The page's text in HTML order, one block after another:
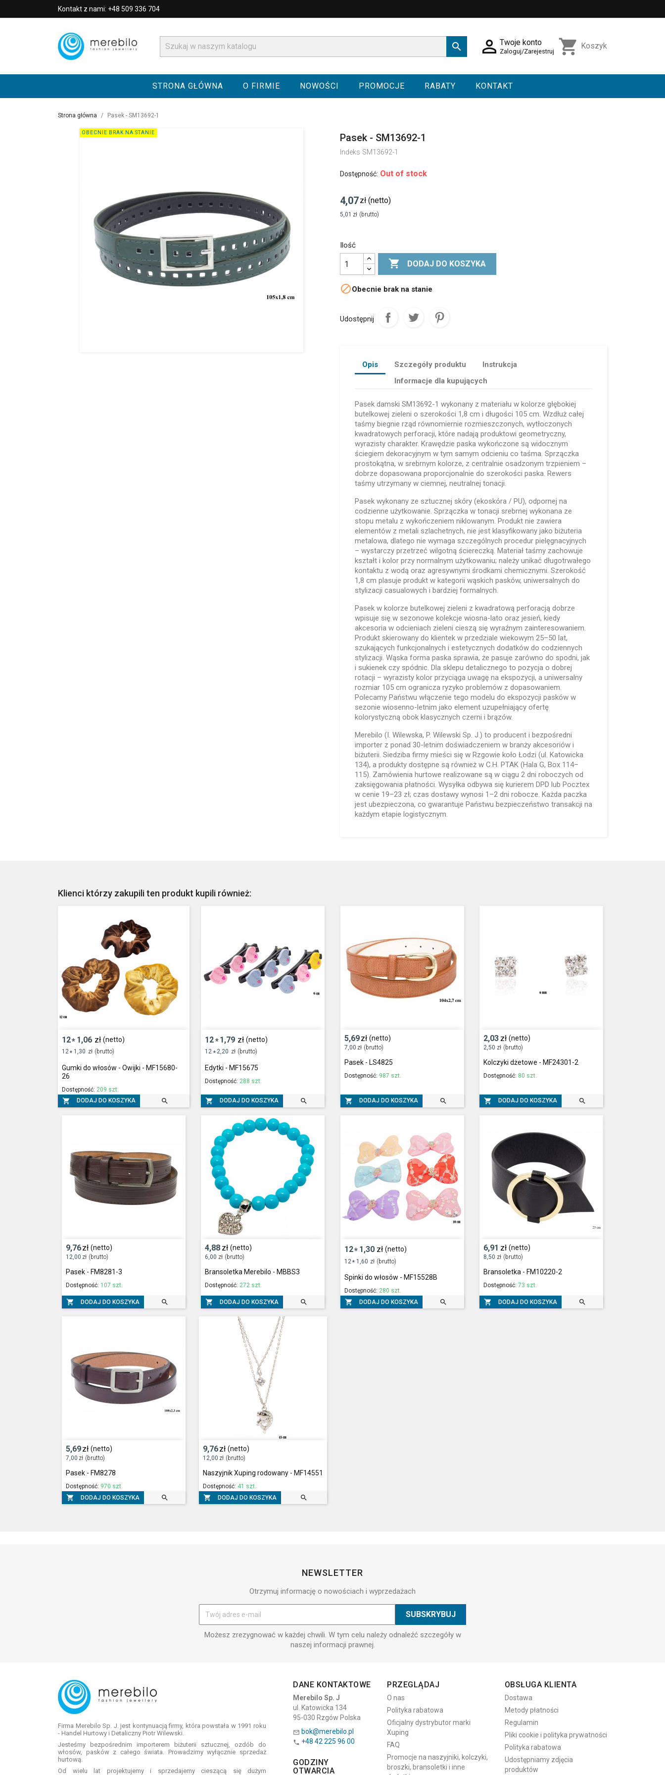
Kontakt z nami: +48 509 336 704
  Twoje konto
Zaloguj/Zarejestruj shopping_cart Koszyk
STRONA GŁÓWNA O FIRMIE NOWOŚCI PROMOCJE RABATY KONTAKT
Strona główna Pasek - SM13692-1
OBECNIE BRAK NA STANIE Pasek - SM13692-1
Indeks SM13692-1
Dostępność: Out of stock
4,07zł (netto)
5,01 zł (brutto)
Ilość
 DODAJ DO KOSZYKA
Obecnie brak na stanie
Udostępnij
Opis Szczegóły produktu
Instrukcja
Informacje dla kupujących
Pasek damski SM13692-1 wykonany z materiału w kolorze głębokiej
butelkowej zieleni o szerokości 1,8 cm i długości 105 cm. Wzdłuż całej
taśmy biegnie rząd równomiernie rozmieszczonych, wytłoczonych
kwadratowych perforacji, które nadają produktowi geometryczny,
wyrazisty charakter. Krawędzie paska wykończone są widocznym
ściegiem dekoracyjnym w tym samym odcieniu co taśma. Sprzączka
prostokątna, w srebrnym kolorze, z centralnie osadzonym trzpieniem –
dobrze dopasowana proporcjonalnie do szerokości paska. Rewers
taśmy utrzymany w ciemnej, neutralnej tonacji.
Pasek wykonany ze sztucznej skóry (ekoskóra / PU), odpornej na
codzienne użytkowanie. Sprzączka w tonacji srebrnej wykonana ze
stopu metalu z wykończeniem niklowanym. Produkt nie zawiera
elementów z metali szlachetnych, nie jest klasyfikowany jako biżuteria
metalowa, dlatego nie wymaga szczególnych procedur pielęgnacyjnych
– wystarczy przetrzeć wilgotną ściereczką. Materiał taśmy zachowuje
kształt i kolor przy normalnym użytkowaniu; należy unikać długotrwałego
kontaktu z wodą oraz agresywnymi środkami chemicznymi. Szerokość
1,8 cm plasuje produkt w kategorii wąskich pasków, uniwersalnych do
stylizacji casualowych i bardziej formalnych.
Pasek w kolorze butelkowej zieleni z kwadratową perforacją dobrze
wpisuje się w sezonowe kolekcje wiosna-lato oraz jesień, kiedy
akcesoria w odcieniach zieleni cieszą się wyraźnym zainteresowaniem.
Produkt skierowany do klientek w przedziale wiekowym 25–50 lat,
szukających funkcjonalnych i estetycznych dodatków do codziennych
stylizacji. Wąska forma paska sprawia, że pasuje zarówno do spodni, jak
i sukienek czy spódnic. Dla sklepu detalicznego to pozycja o dobrej
rotacji – wyrazisty kolor przyciąga uwagę na ekspozycji, a uniwersalny
rozmiar 105 cm ogranicza ryzyko problemów z dopasowaniem.
Polecamy Państwu włączenie tego modelu do ekspozycji pasków w
sezonie wiosenno-letnim jako element uzupełniający ofertę
kolorystyczną obok klasycznych czerni i brązów.
Merebilo (I. Wilewska, P. Wilewski Sp. J.) to producent i bezpośredni
importer z ponad 30-letnim doświadczeniem w branży akcesoriów i
biżuterii. Siedziba firmy mieści się w Rzgowie koło Łodzi (ul. Katowicka
134), a produkty dostępne są również w C.H. PTAK (Hala G, Box 114–
115). Zamówienia hurtowe realizowane są w ciągu 2 dni roboczych od
zaksięgowania płatności. Wysyłka odbywa się kurierem DPD lub Pocztex
w cenie 19–23 zł; czas dostawy wynosi 1–2 dni robocze. Każda paczka
jest ubezpieczona, co gwarantuje Państwu bezpieczeństwo transakcji na
każdym etapie logistycznym.
Klienci którzy zakupili ten produkt kupili również:
12* 1,06 zł (netto)
12* 1,30 zł (brutto)
Gumki do włosów - Owijki - MF15680-
26
Dostępność: 209 szt.
 DODAJ DO KOSZYKA 
12*1,79 zł (netto)
12 * 2,20 zł (brutto)
Edytki - MF15675
Dostępność: 288 szt.
 DODAJ DO KOSZYKA 
5,69zł (netto)
7,00 zł (brutto)
Pasek - LS4825
Dostępność: 987 szt.
 DODAJ DO KOSZYKA 
2,03 zł (netto)
2,50 zł (brutto)
Kolczyki dżetowe - MF24301-2
Dostępność: 80 szt.
 DODAJ DO KOSZYKA 
9,76zł (netto)
12,00 zł (brutto)
Pasek - FM8281-3
Dostępność: 107 szt.
 DODAJ DO KOSZYKA 
4,88 zł (netto)
6,00 zł (brutto)
Bransoletka Merebilo - MBBS3
Dostępność: 272 szt.
 DODAJ DO KOSZYKA 
12* 1,30 zł (netto)
12 * 1,60 zł (brutto)
Spinki do włosów - MF15528B
Dostępność: 280 szt.
 DODAJ DO KOSZYKA 
6,91 zł (netto)
8,50 zł (brutto)
Bransoletka - FM10220-2
Dostępność:73 szt.
 DODAJ DO KOSZYKA 
5,69zł (netto)
7,00 zł (brutto)
Pasek - FM8278
Dostępność: 970 szt.
 DODAJ DO KOSZYKA 
9,76zł (netto)
12,00 zł (brutto)
Naszyjnik Xuping rodowany - MF14551
Dostępność: 41 szt.
 DODAJ DO KOSZYKA 
NEWSLETTER
Otrzymuj informację o nowościach i wyprzedażach
Możesz zrezygnować w każdej chwili. W tym celu należy odnaleźć szczegóły w
naszej informacji prawnej.
Firma Merebilo Sp. J. jest kontynuacją firmy, która powstała w 1991 roku
- Handel Hurtowy i Detaliczny Piotr Wilewski.
Jesteśmy bezpośrednim importerem biżuterii sztucznej, ozdób do
włosów, pasków z całego świata. Prowadzimy wyłącznie sprzedaż
hurtową.
Od wielu lat projektujemy i sprzedajemy cieszącą się dużym
DANE KONTAKTOWE
Merebilo Sp. J
ul. Katowicka 134
95-030 Rzgów Polska
 bok@merebilo.pl
 +48 42 225 96 00
GODZINY
OTWARCIA
PRZEGLĄDAJ
O nas
Polityka rabatowa
Oficjalny dystrybutor marki
Xuping
FAQ
Promocje na naszyjniki, kolczyki,
broszki, bransoletki i inne
OBSŁUGA KLIENTA
Dostawa
Metody płatności
Regulamin
Pliki cookie i polityka prywatności
Polityka rabatowa
Udostępniamy zdjęcia
produktów